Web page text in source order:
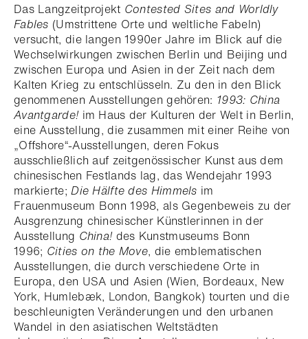
Das Langzeitprojekt Contested Sites and Worldly
Fables (Umstrittene Orte und weltliche Fabeln)
versucht, die langen 1990er Jahre im Blick auf die
Wechselwirkungen zwischen Berlin und Beijing und
zwischen Europa und Asien in der Zeit nach dem
Kalten Krieg zu entschlüsseln. Zu den in den Blick
genommenen Ausstellungen gehören: 1993: China
Avantgarde!im Haus der Kulturen der Welt in Berlin,
eine Ausstellung, die zusammen mit einer Reihe von
„Offshore“-Ausstellungen, deren Fokus
ausschließlich auf zeitgenössischer Kunst aus dem
chinesischen Festlands lag, das Wendejahr 1993
markierte;Die Hälfte des Himmels im
Frauenmuseum Bonn 1998, als Gegenbeweis zu der
Ausgrenzung chinesischer Künstlerinnen in der
Ausstellung China!des Kunstmuseums Bonn
1996; Cities on the Move, die emblematischen
Ausstellungen, die durch verschiedene Orte in
Europa, den USA und Asien (Wien, Bordeaux, New
York, Humlebæk, London, Bangkok) tourten und die
beschleunigten Veränderungen und den urbanen
Wandel in den asiatischen Weltstädten